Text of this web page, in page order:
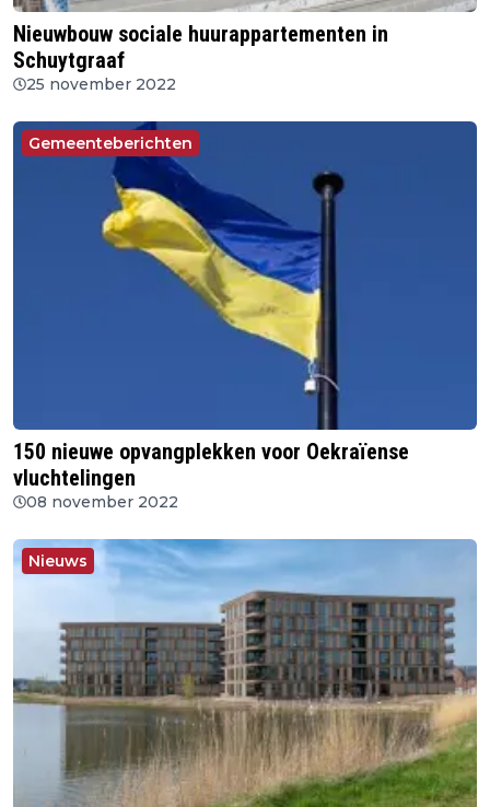
Nieuwbouw sociale huurappartementen in
Schuytgraaf
25 november 2022
Gemeenteberichten
150 nieuwe opvangplekken voor Oekraïense
vluchtelingen
08 november 2022
Nieuws